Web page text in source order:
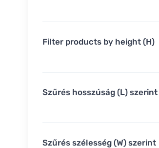
Filter products by height (H)
Szűrés hosszúság (L) szerint
Szűrés szélesség (W) szerint